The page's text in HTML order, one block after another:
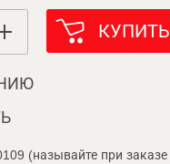
КУПИТЬ
(называйте при заказе